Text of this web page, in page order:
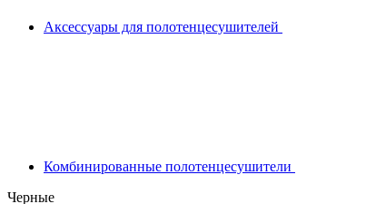
Аксессуары для полотенцесушителей
Комбинированные полотенцесушители
Черные